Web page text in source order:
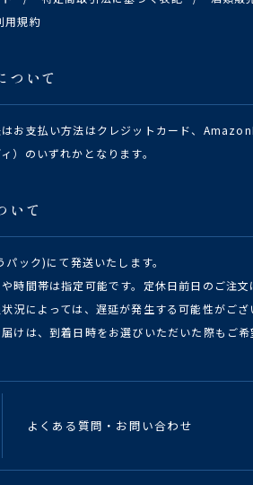
用規約
ついて
お支払い方法はクレジットカード、
）のいずれかとなります。
いて
パック)にて発送いたします。
時間帯は指定可能です。定休日前日のご注
況によっては、遅延が発生する可能性がござ
けは、到着日時をお選びいただいた際もご希
よくある質問・お問い合わせ